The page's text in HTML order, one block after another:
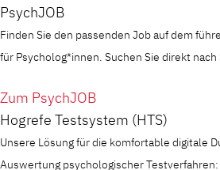
PsychJOB
Finden Sie den passenden Job auf dem
für Psycholog*innen. Suchen Sie direkt
Zum PsychJOB
Hogrefe Testsystem (HTS)
Unsere Lösung für die komfortable digitale
Auswertung psychologischer